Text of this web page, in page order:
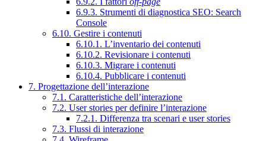
6.9.3. Strumenti di diagnostica SEO: Search
Console
6.10. Gestire i contenuti
6.10.1. L’inventario dei contenuti
6.10.2. Revisionare i contenuti
6.10.3. Migrare i contenuti
6.10.4. Pubblicare i contenuti
7. Progettazione dell’interazione
7.1. Caratteristiche dell’interazione
7.2. User stories per definire l’interazione
7.2.1. Differenza tra scenari e user stories
7.3. Flussi di interazione